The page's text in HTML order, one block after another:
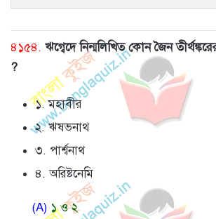
৪১৫৪. ঋগ্বেদে নিন্মলিখিত কোন জৈন
?
১. মহাবীর
২. ঋষভনাথ
৩. পার্শ্বনাথ
৪. অরিষ্টনেমি
(A) ১ ও ২